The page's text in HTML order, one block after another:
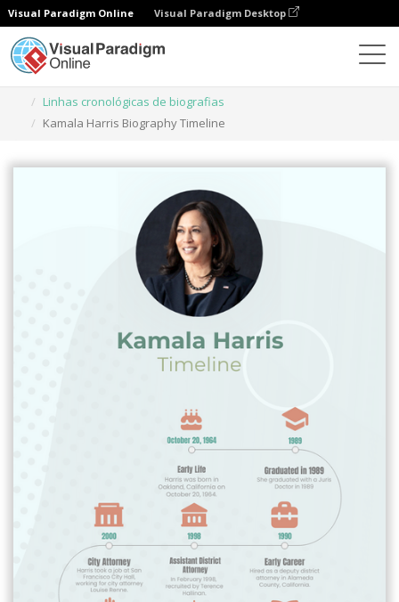
Visual Paradigm Online Visual Paradigm Desktop
Linhas cronológicas de biografias
Kamala Harris Biography Timeline